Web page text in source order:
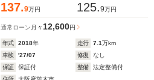
137.9万円 125.9万円
通常ローン 月々12,600円
年式 2018年 走行 7.1万km
車検
'27/07 修復
なし
保証
保証付 整備
法定整備付